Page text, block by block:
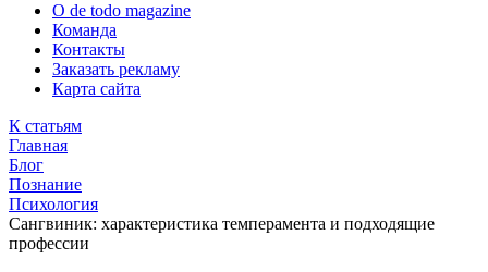
О de todo magazine
Команда
Контакты
Заказать рекламу
Карта сайта
К статьям
Главная
Блог
Познание
Психология
Сангвиник: характеристика темперамента и подходящие
профессии